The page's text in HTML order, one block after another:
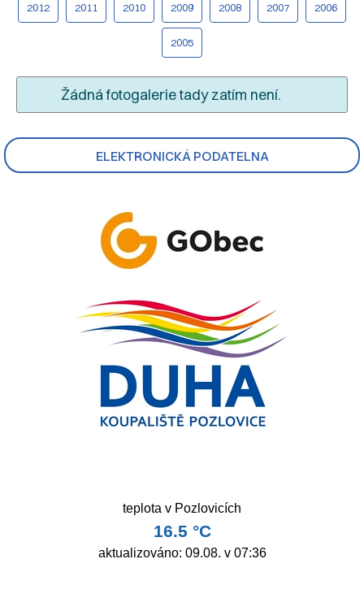
ELEKTRONICKÁ PODATELNA
2012 2011 2010 2009 2008 2007 2006
2005
Žádná fotogalerie tady zatím není.